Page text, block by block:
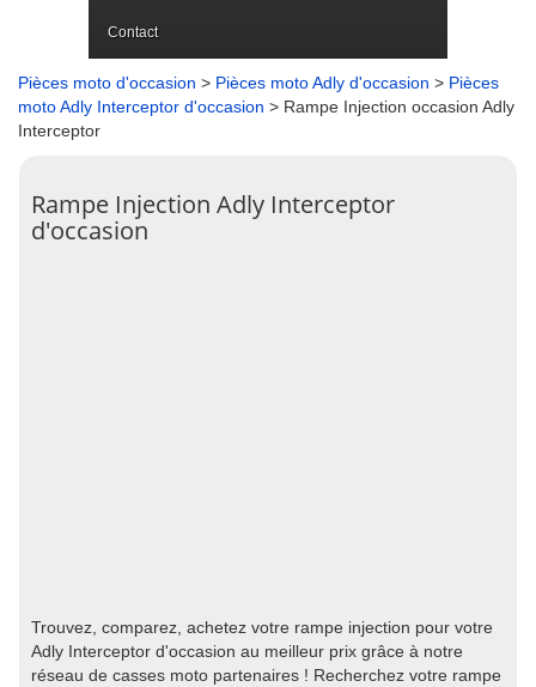
Contact
Pièces moto d'occasion > Pièces moto Adly d'occasion > Pièces
moto Adly Interceptor d'occasion > Rampe Injection occasion Adly
Interceptor
Rampe Injection Adly Interceptor
d'occasion
Trouvez, comparez, achetez votre rampe injection pour votre
Adly Interceptor d'occasion au meilleur prix grâce à notre
réseau de casses moto partenaires ! Recherchez votre rampe